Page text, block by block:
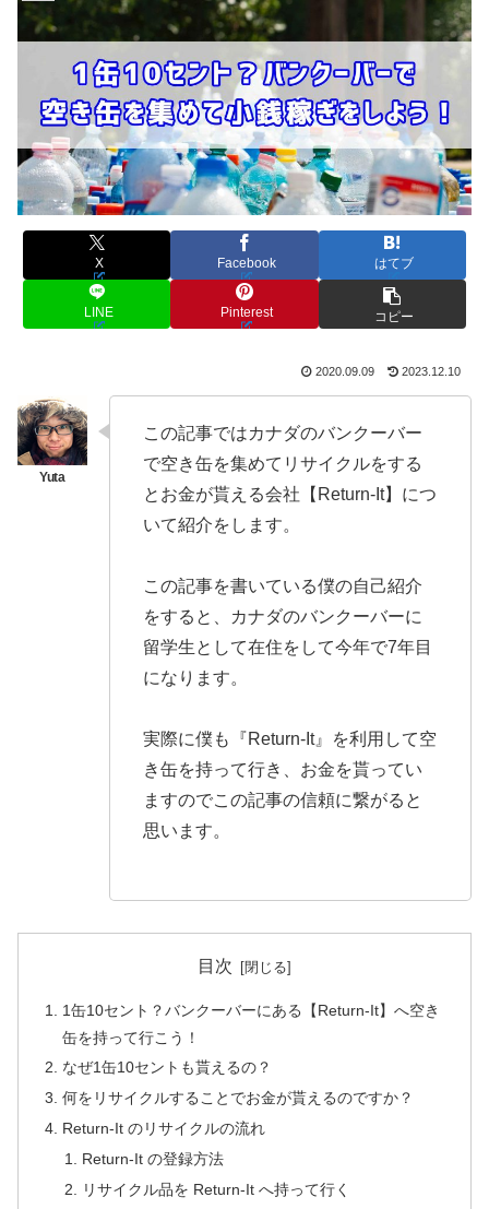
X Facebook はてブ
LINE Pinterest コピー
2020.09.09 2023.12.10
この記事ではカナダのバンクーバー
で空き缶を集めてリサイクルをする
とお金が貰える会社【Return-It】につ
いて紹介をします。
この記事を書いている僕の自己紹介
をすると、カナダのバンクーバーに
留学生として在住をして今年で7年目
になります。
実際に僕も『Return-It』を利用して空
き缶を持って行き、お金を貰ってい
ますのでこの記事の信頼に繋がると
思います。
目次
1缶10セント？バンクーバーにある【Return-It】へ空き
缶を持って行こう！
なぜ1缶10セントも貰えるの？
何をリサイクルすることでお金が貰えるのですか？
Return-It のリサイクルの流れ
Return-It の登録方法
リサイクル品を Return-It へ持って行く